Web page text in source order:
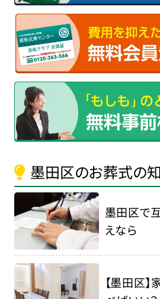
墨田区のお葬式の
墨田区で
えなら
【墨田区